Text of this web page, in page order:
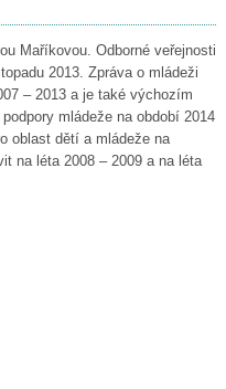
Maříkovou. Odborné veřejnosti
2013. Zpráva o mládeži
– 2013 a je také výchozím
mládeže na období 2014
oblast dětí a mládeže na
na léta 2008 – 2009 a na léta